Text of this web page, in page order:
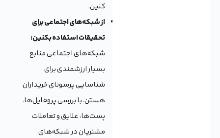
کنین.
از شبکه‌های اجتماعی برای
تحقیقات استفاده بکنین:
شبکه‌های اجتماعی منابع
بسیار ارزشمندی برای
شناسایی پرسونای خریداران
هستن. با بررسی پروفایل‌ها،
پست‌ها، علایق و تعاملات
مشتریان در شبکه‌های